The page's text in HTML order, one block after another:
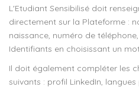
L'Etudiant Sensibilisé doit
directement sur la Plateforme :
naissance, numéro de
Identifiants en choisissant un
Il doit également compléter les
suivants : profil LinkedIn,